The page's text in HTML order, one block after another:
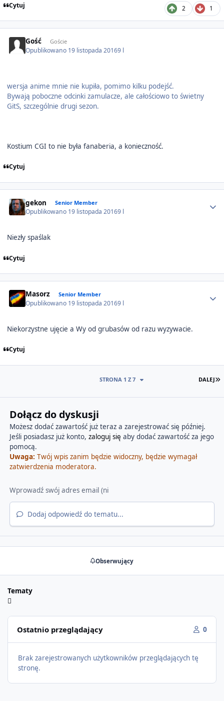
Cytuj 2 1
Gość Goście
Opublikowano 19 listopada 20169 l
wersja anime mnie nie kupiła, pomimo kilku podejść.
Bywają poboczne odcinki zamulacze, ale całościowo to świetny
GitS, szczególnie drugi sezon.
Kostium CGI to nie była fanaberia, a konieczność.
Cytuj
gekon Senior Member
Opublikowano 19 listopada 20169 l
Niezły spaślak
Cytuj
Masorz Senior Member
Opublikowano 19 listopada 20169 l
Niekorzystne ujęcie a Wy od grubasów od razu wyzywacie.
Cytuj
DALEJ
STRONA 1 Z 7
Dołącz do dyskusji
Możesz dodać zawartość już teraz a zarejestrować się później.
Jeśli posiadasz już konto, zaloguj się aby dodać zawartość za jego
pomocą.
Uwaga: Twój wpis zanim będzie widoczny, będzie wymagał
zatwierdzenia moderatora.
Dodaj odpowiedź do tematu...
Obserwujący
Tematy
Ostatnio przeglądający 0
Brak zarejestrowanych użytkowników przeglądających tę
stronę.